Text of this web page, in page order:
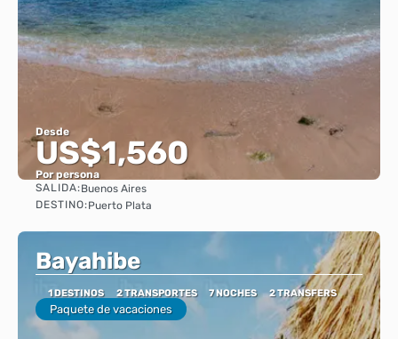
Desde
US$1,560
Por persona
SALIDA:Buenos Aires
DESTINO:Puerto Plata
Bayahibe
1 DESTINOS 2 TRANSPORTES 7 NOCHES 2 TRANSFERS
Paquete de vacaciones